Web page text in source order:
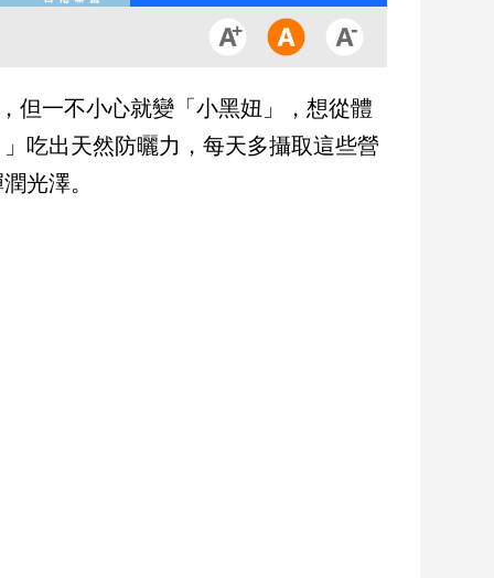
但一不小心就變「小黑妞」，想從體
吃出天然防曬力，每天多攝取這些營
光澤。